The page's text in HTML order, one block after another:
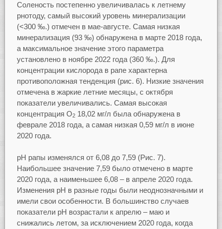
Соленость постепенно увеличивалась к летнему
рнотоду, самый высокий уровень минерализации
(<300 ‰.) отмечен в мае-августе. Самая низкая
минерализация (93 ‰) обнаружена в марте 2018 года,
а максимальное значение этого параметра
установлено в ноябре 2022 года (360 ‰.). Для
концентрации кислорода в рапе характерна
противоположная тенденция (рис. 6). Низкие значения
отмечена в жаркие летние месяцы, с октября
показатели увеличивались. Самая высокая
концентрация O218,02 мг/л была обнаружена в
феврале 2018 года, а самая низкая 0,59 мг/л в июне
2020 года.
pH рапы изменялся от 6,08 до 7,59 (Рис. 7).
Наибольшее значение 7,59 было отмечено в марте
2020 года, а наименьшее 6,08 – в апреле 2020 года.
Изменения pH в разные годы были неоднозначными и
имели свои особенности. В большинство случаев
показатели pH возрастали к апрелю – маю и
снижались летом, за исключением 2020 года, когда